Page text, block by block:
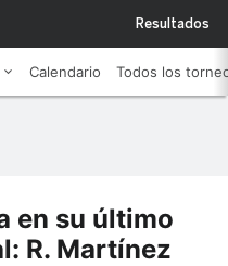
Resultados
Calendario Todos los
en su último
R. Martínez